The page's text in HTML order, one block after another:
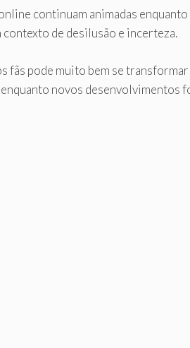
continuam animadas
contexto de desilusão e incerteza.
fãs pode muito bem se
novos desenvolvimentos